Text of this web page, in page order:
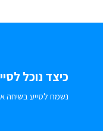
כיצד נוכל
נשמח לסייע בשיחה